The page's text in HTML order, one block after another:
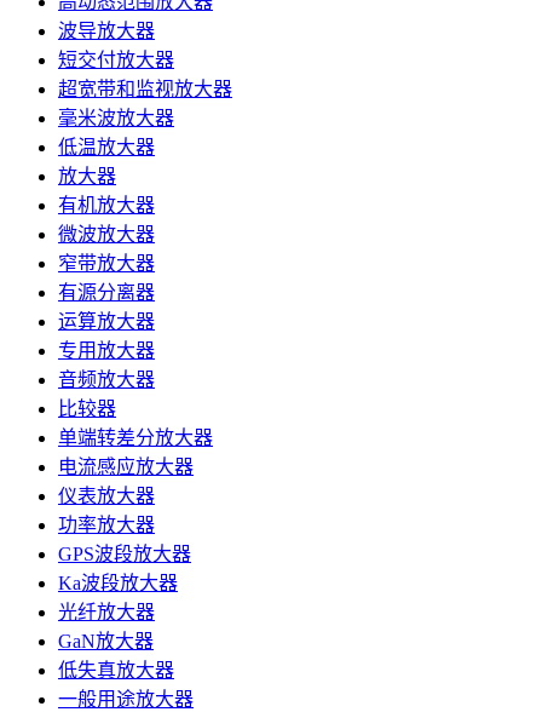
波导放大器
短交付放大器
超宽带和监视放大器
毫米波放大器
低温放大器
放大器
有机放大器
微波放大器
窄带放大器
有源分离器
运算放大器
专用放大器
音频放大器
比较器
单端转差分放大器
电流感应放大器
仪表放大器
功率放大器
GPS波段放大器
Ka波段放大器
光纤放大器
GaN放大器
低失真放大器
一般用途放大器